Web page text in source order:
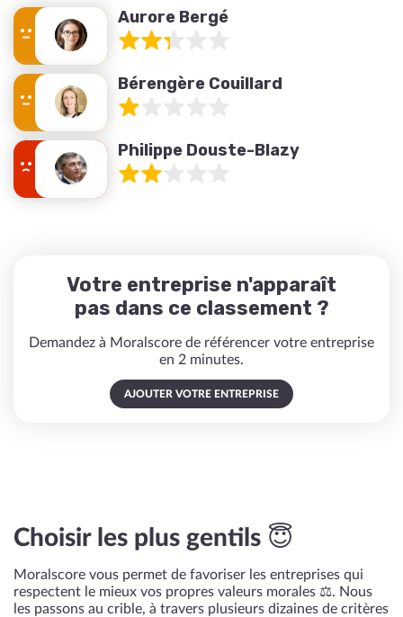
Aurore Bergé
Bérengère Couillard
Philippe Douste-Blazy
Votre entreprise n'apparaît
pas dans ce classement ?
Demandez à Moralscore de référencer votre entreprise
en 2 minutes.
AJOUTER VOTRE ENTREPRISE
Choisir les plus gentils 😇
Moralscore vous permet de favoriser les entreprises qui
respectent le mieux vos propres valeurs morales ⚖️. Nous
les passons au crible, à travers plusieurs dizaines de critères